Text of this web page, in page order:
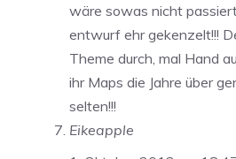
wäre sowas nicht
entwurf ehr gekenzelt!!!
Theme durch, mal Hand
ihr Maps die Jahre über
selten!!!
Eikeapple